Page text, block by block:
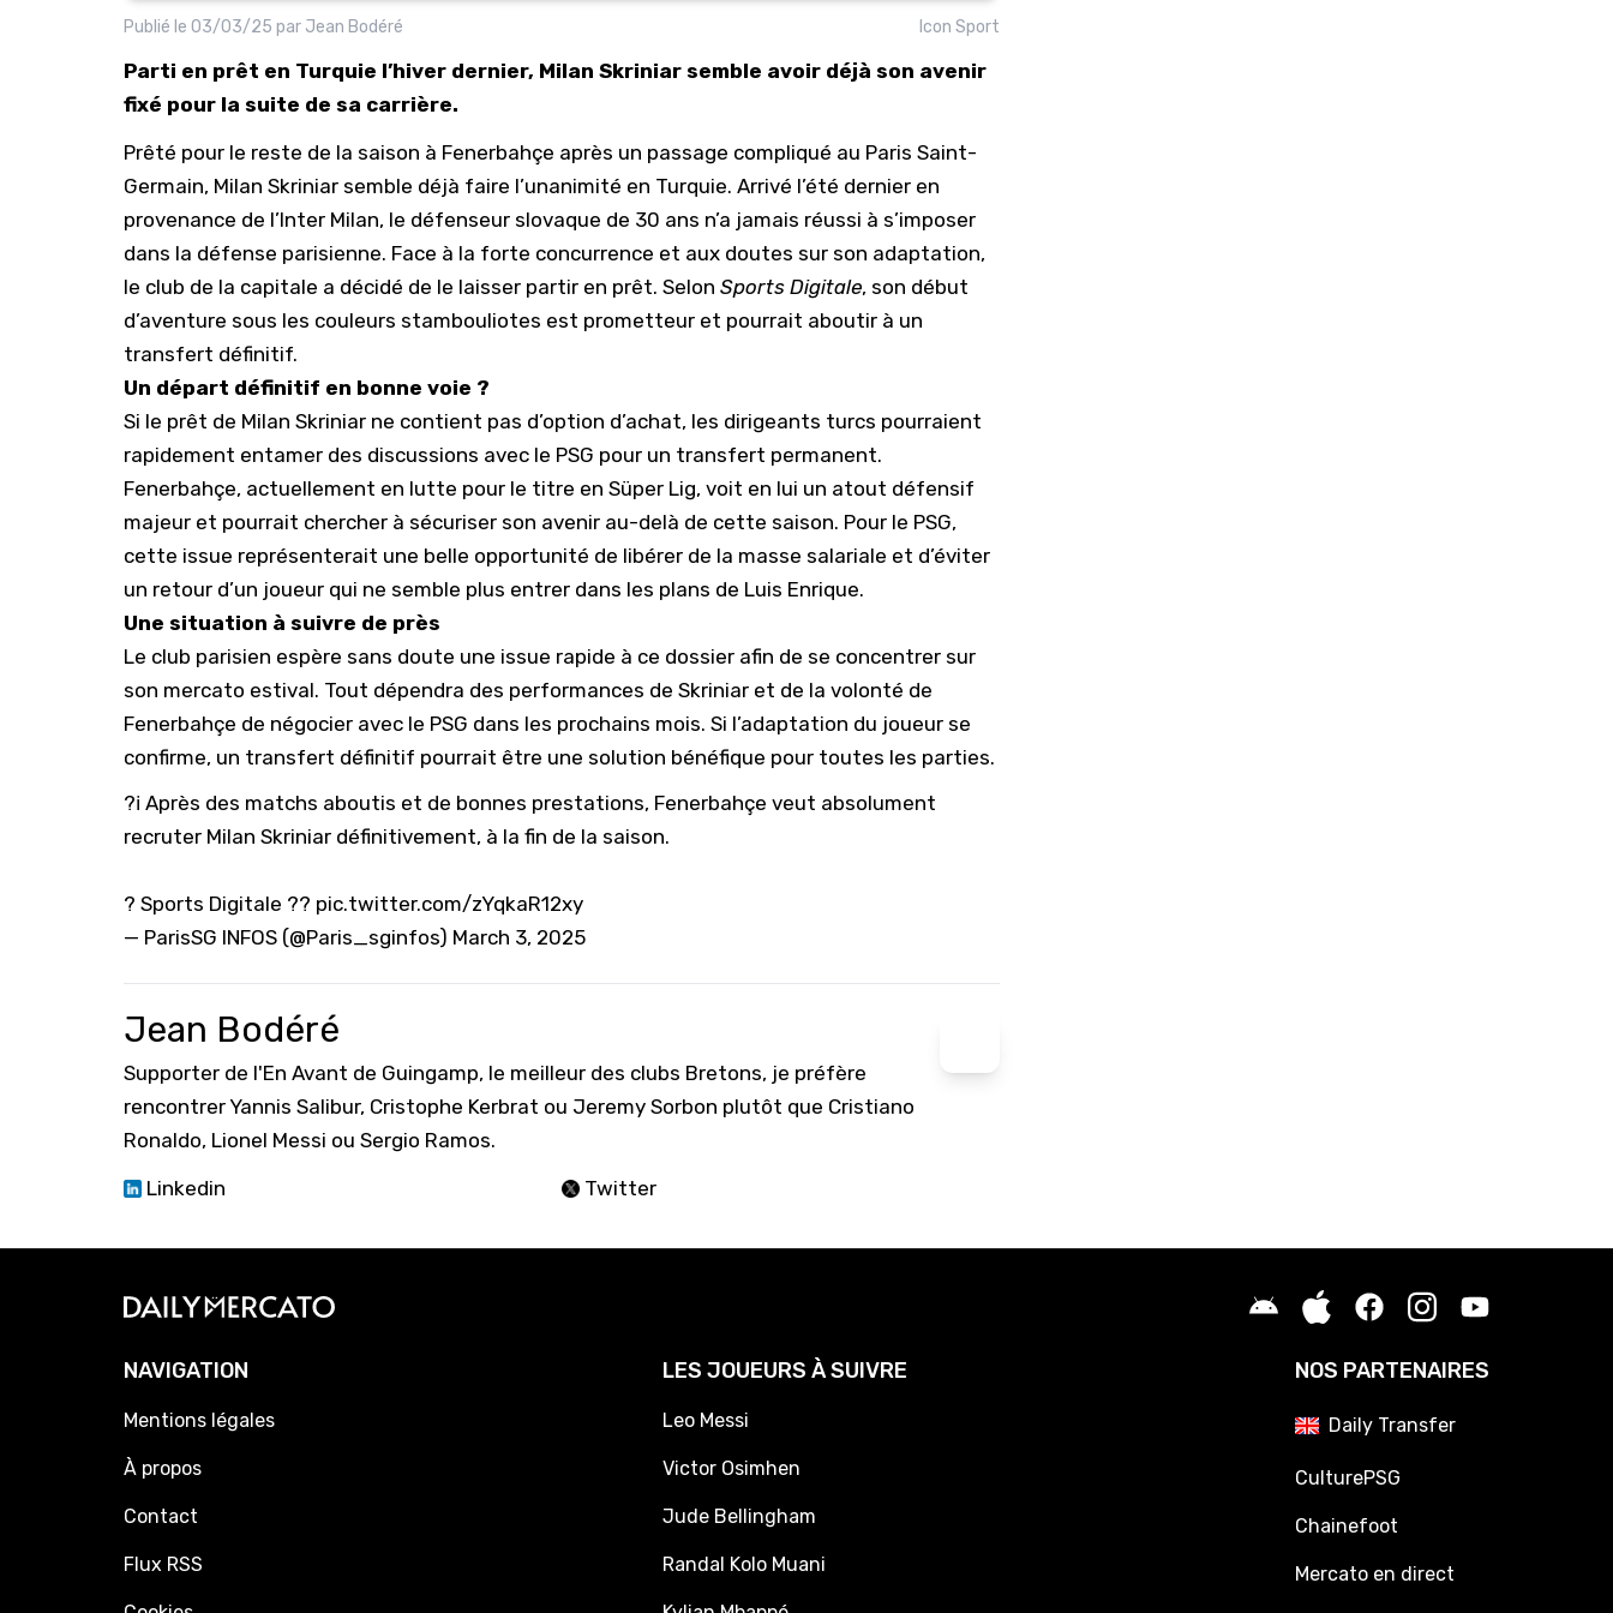
Publié le 03/03/25 par Jean Bodéré Icon Sport
Parti en prêt en Turquie l’hiver dernier, Milan Skriniar semble avoir déjà son avenir
fixé pour la suite de sa carrière.
Prêté pour le reste de la saison à Fenerbahçe après un passage compliqué au Paris Saint-
Germain, Milan Skriniar semble déjà faire l’unanimité en Turquie. Arrivé l’été dernier en
provenance de l’Inter Milan, le défenseur slovaque de 30 ans n’a jamais réussi à s’imposer
dans la défense parisienne. Face à la forte concurrence et aux doutes sur son adaptation,
le club de la capitale a décidé de le laisser partir en prêt. Selon Sports Digitale, son début
d’aventure sous les couleurs stambouliotes est prometteur et pourrait aboutir à un
transfert définitif.
Un départ définitif en bonne voie ?
Si le prêt de Milan Skriniar ne contient pas d’option d’achat, les dirigeants turcs pourraient
rapidement entamer des discussions avec le PSG pour un transfert permanent.
Fenerbahçe, actuellement en lutte pour le titre en Süper Lig, voit en lui un atout défensif
majeur et pourrait chercher à sécuriser son avenir au-delà de cette saison. Pour le PSG,
cette issue représenterait une belle opportunité de libérer de la masse salariale et d’éviter
un retour d’un joueur qui ne semble plus entrer dans les plans de Luis Enrique.
Une situation à suivre de près
Le club parisien espère sans doute une issue rapide à ce dossier afin de se concentrer sur
son mercato estival. Tout dépendra des performances de Skriniar et de la volonté de
Fenerbahçe de négocier avec le PSG dans les prochains mois. Si l’adaptation du joueur se
confirme, un transfert définitif pourrait être une solution bénéfique pour toutes les parties.
?ℹ️ Après des matchs aboutis et de bonnes prestations, Fenerbahçe veut absolument
recruter Milan Skriniar définitivement, à la fin de la saison.
? Sports Digitale ?? pic.twitter.com/zYqkaR12xy
— ParisSG INFOS (@Paris_sginfos) March 3, 2025
Jean Bodéré
Supporter de l'En Avant de Guingamp, le meilleur des clubs Bretons, je préfère
rencontrer Yannis Salibur, Cristophe Kerbrat ou Jeremy Sorbon plutôt que Cristiano
Ronaldo, Lionel Messi ou Sergio Ramos.
Linkedin
Twitter
NAVIGATION
Mentions légales
À propos
Contact
Flux RSS
LES JOUEURS À SUIVRE
Leo Messi
Victor Osimhen
Jude Bellingham
Randal Kolo Muani
NOS PARTENAIRES
Daily Transfer
CulturePSG
Chainefoot
Mercato en direct